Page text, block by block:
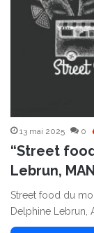
13 mai 2025 0
“Street
Lebrun,
Street food du
Delphine Lebrun,